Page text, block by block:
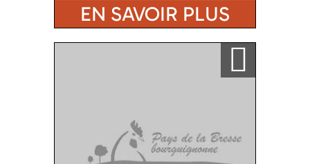
EN SAVOIR PLUS
Ajouter a ma sélection